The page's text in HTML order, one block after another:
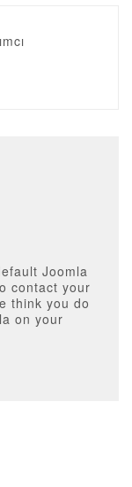
Joomla
contact your
think you do
on your